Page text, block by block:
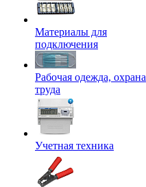
Материалы для
подключения
Рабочая одежда, охрана
труда
Учетная техника